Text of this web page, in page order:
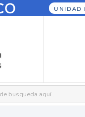
UNIDAD